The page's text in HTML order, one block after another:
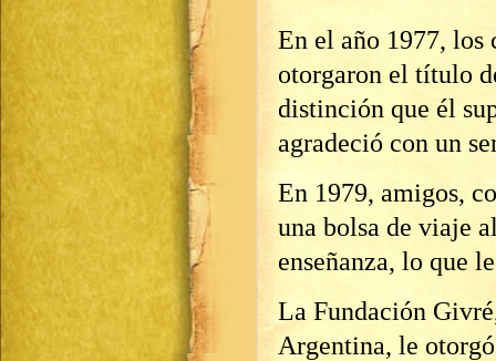
En el año 1977, los
otorgaron el título
distinción que él
agradeció con un
En 1979, amigos,
una bolsa de viaje
enseñanza, lo que
La Fundación
Argentina, le